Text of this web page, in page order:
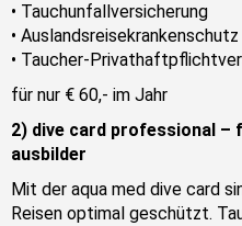
• Tauchunfallversicherung
• Auslandsreisekrankenschutz
• Taucher-
für nur € 60,- im Jahr
2) dive card professional –
ausbilder
Mit der aqua med dive card
Reisen optimal geschützt.